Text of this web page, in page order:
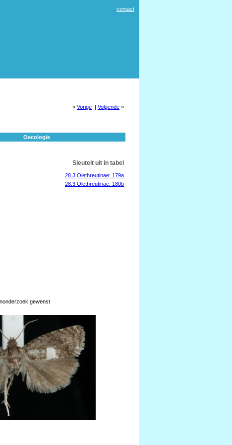
contact
« Vorige | Volgende »
Oecologie
Sleutelt uit in tabel
28.3 Olethreutinae: 179a
28.3 Olethreutinae: 180b
gewenst